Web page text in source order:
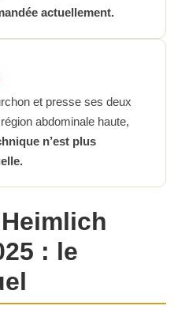
actuellement.
et presse ses deux
abdominale haute,
n’est plus
: le